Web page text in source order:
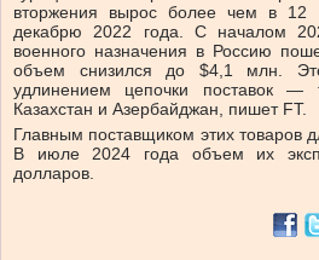
вторжения вырос более чем в
декабрю 2022 года. С началом
военного назначения в Россию
объем снизился до $4,1 млн. Это
удлинением цепочки поставок
Казахстан и Азербайджан, пишет FT.
Главным поставщиком этих товаров
В июле 2024 года объем их
долларов.